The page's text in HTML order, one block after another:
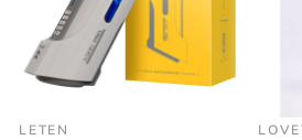
LETEN